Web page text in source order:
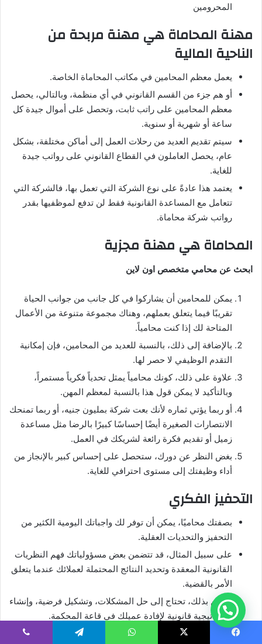
المحرومين
مهنة المحاماة هي مهنة مربحة من
الناحية المالية
يعمل معظم المحامين في مكاتب المحاماة الخاصة.
أو هم جزء من القسم القانوني في أي منظمة، وبالتالي، يحصل
معظم المحامين على راتب ثابت، وتحصل على أموال جيدة كل
ساعة أو شهرية أو سنوية.
سيتم تقديم العديد من رحلات العمل إلى أماكن مختلفة، بشكل
عام، يحصل العاملون في القطاع القانوني على رواتب جيدة
للغاية.
يعتمد هذا عادةً على نوع الشركة التي تعمل بها، فالشركة التي
تتعامل مع المساعدة القانونية فقط لن تدفع لموظفيها بقدر
رواتب شركة محاماة.
المحاماة هي مهنة مجزية
ابحث عن محامي متخصص اون لاين
يمكن للمحامين أن يشاركوا في كل جانب من جوانب الحياة
تقريبًا فيما يتعلق بعملهم، وهناك مجموعة متنوعة من الأعمال
المتاحة لك إذا كنت محامياً.
بالإضافة إلى ذلك، بالنسبة للعديد من المحامين، فإن إمكانية
التقدم الوظيفي لا حصر لها.
علاوة على ذلك، كونك محامياً يمثل تحدياً فكرياً مستمراً،
وبالتأكيد لا يمكن قول هذا بالنسبة لمعظم المهن.
أو ربما يؤتي ثماره لأنك بعت شركة بمليون جنيه، أو ربما تمنحك
الانتصارات الصغيرة أيضًا إحساسًا كبيرًا بالرضا مثل مساعدة
زميل أو تقديم فكرة رائعة لشريكك في العمل.
بغض النظر عن دورك، ستحصل على إحساس كبير بالإنجاز من
أداء وظيفتك إلى مستوى احترافي للغاية.
التحفيز الفكري
بصفتك محاميًا، يمكن أن توفر لك واجباتك اليومية الكثير من
التحفيز والتحديات العقلية.
على سبيل المثال، قد تتضمن بعض مسؤولياتك فهم النظريات
القانونية المعقدة وتحديد النتائج المحتملة لعملائك عندما يتعلق
الأمر بالقضية.
للقيام بذلك، تحتاج إلى حل المشكلات، وتشكيل فرضية، وإنشاء
استراتيجية قانونية لإفادة عميلك في قاعة المحكمة.